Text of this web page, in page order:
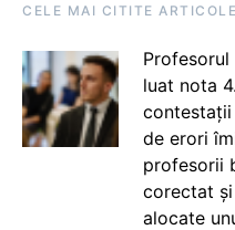
CELE MAI CITITE ARTICOLE
Profesorul
luat nota
de erori
profesorii
corectat
alocate